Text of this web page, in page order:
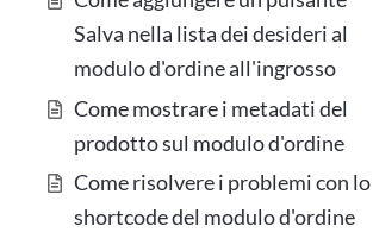
Salva nella lista dei desideri al
modulo d'ordine all'ingrosso
Come mostrare i metadati del
prodotto sul modulo d'ordine
Come risolvere i problemi con lo
shortcode del modulo d'ordine